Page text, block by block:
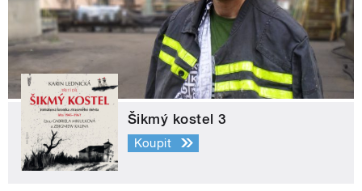
Šikmý kostel 3
Koupit